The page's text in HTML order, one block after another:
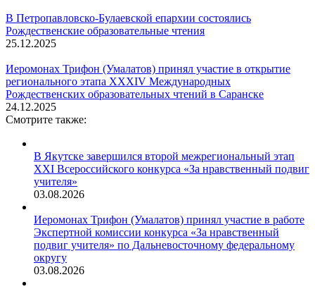
В Петропавловско-Булаевской епархии состоялись
Рождественские образовательные чтения
25.12.2025
Иеромонах Трифон (Умалатов) принял участие в открытие
регионального этапа XXXIV Международных
Рождественских образовательных чтений в Саранске
24.12.2025
Смотрите также:
В Якутске завершился второй межрегиональный этап
XXI Всероссийского конкурса «За нравственный подвиг
учителя»
03.08.2026
Иеромонах Трифон (Умалатов) принял участие в работе
Экспертной комиссии конкурса «За нравственный
подвиг учителя» по Дальневосточному федеральному
округу
03.08.2026